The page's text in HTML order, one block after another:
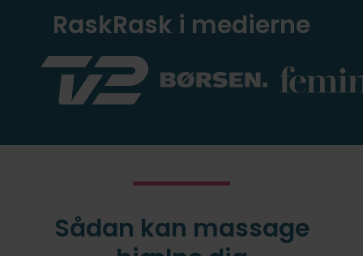
RaskRask i medierne
Sådan kan massage